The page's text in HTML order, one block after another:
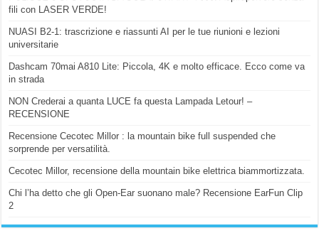
fili con LASER VERDE!
NUASI B2-1: trascrizione e riassunti AI per le tue riunioni e lezioni
universitarie
Dashcam 70mai A810 Lite: Piccola, 4K e molto efficace. Ecco come va
in strada
NON Crederai a quanta LUCE fa questa Lampada Letour! –
RECENSIONE
Recensione Cecotec Millor : la mountain bike full suspended che
sorprende per versatilità.
Cecotec Millor, recensione della mountain bike elettrica biammortizzata.
Chi l’ha detto che gli Open-Ear suonano male? Recensione EarFun Clip
2